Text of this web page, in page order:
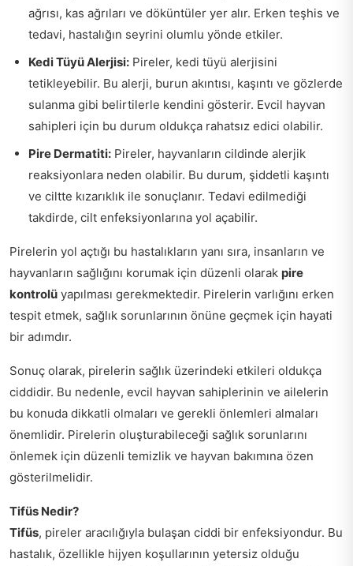
ağrısı, kas ağrıları ve döküntüler yer alır. Erken teşhis ve
tedavi, hastalığın seyrini olumlu yönde etkiler.
Kedi Tüyü Alerjisi: Pireler, kedi tüyü alerjisini
tetikleyebilir. Bu alerji, burun akıntısı, kaşıntı ve gözlerde
sulanma gibi belirtilerle kendini gösterir. Evcil hayvan
sahipleri için bu durum oldukça rahatsız edici olabilir.
Pire Dermatiti: Pireler, hayvanların cildinde alerjik
reaksiyonlara neden olabilir. Bu durum, şiddetli kaşıntı
ve ciltte kızarıklık ile sonuçlanır. Tedavi edilmediği
takdirde, cilt enfeksiyonlarına yol açabilir.
Pirelerin yol açtığı bu hastalıkların yanı sıra, insanların ve
hayvanların sağlığını korumak için düzenli olarak pire
kontrolü yapılması gerekmektedir. Pirelerin varlığını erken
tespit etmek, sağlık sorunlarının önüne geçmek için hayati
bir adımdır.
Sonuç olarak, pirelerin sağlık üzerindeki etkileri oldukça
ciddidir. Bu nedenle, evcil hayvan sahiplerinin ve ailelerin
bu konuda dikkatli olmaları ve gerekli önlemleri almaları
önemlidir. Pirelerin oluşturabileceği sağlık sorunlarını
önlemek için düzenli temizlik ve hayvan bakımına özen
gösterilmelidir.
Tifüs Nedir?
Tifüs, pireler aracılığıyla bulaşan ciddi bir enfeksiyondur. Bu
hastalık, özellikle hijyen koşullarının yetersiz olduğu